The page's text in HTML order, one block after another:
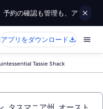
予約の確認も管理も、ア
アプリをダウンロード
Tassie Shack